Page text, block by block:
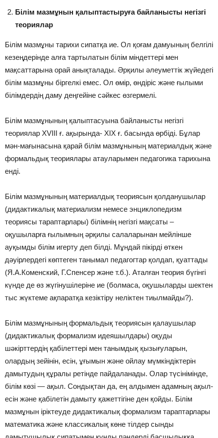
Білім мазмұнын қалыптастыруға байланысты негізгі
теориялар
Білім мазмұны тарихи сипатқа ие. Ол қоғам дамуының белгілі
кезеңдерінде алға тартылатын білім міндеттері мен
мақсаттарына орай анықталады. Əрқилы əлеуметтік жүйедегі
білім мазмұны біргелкі емес. Ол өмір, өндіріс жəне ғылыми
білімдердің даму деңгейіне сəйкес өзгермелі.
Білім мазмұнының қалыптасуына байланысты негізгі
теориялар XVIII ғ. ақырында- XIX ғ. басында өрбіді. Бұлар
мəн-мағынасына қарай білім мазмұнының материалдық жəне
формальдық теориялары атауларымен педагогика тарихына
енді.
Білім мазмұнының материалдық теориясын қолданушылар
(дидактикалық материализм немесе энциклопедизм
теориясы тараптарлары) білімнің негізгі мақсаты –
оқушыларға ғылымның əрқилы салаларынан мейлінше
ауқымды білім игерту деп білді. Мұндай пікірді өткен
дəуірлердегі көптеген танымал педагогтар қолдап, қуаттады
(Я.А.Коменский, Г.Спенсер жəне т.б.). Аталған теория бүгінгі
күнде де өз жүгінушілеріне ие (болмаса, оқушыларды шектен
тыс жүктеме ақпаратқа кезіктіру неліктен тиылмайды?).
Білім мазмұнының формальдық теориясын қалаушылар
(дидактикалық формализм идеяшылдары) оқуды
шəкірттердің қабілеттері мен танымдық қызығуларын,
олардың зейінін, есін, ұғымын жəне ойлау мүмкіндіктерін
дамытудың құралы ретінде пайдаланады. Олар түсінімінде,
білім көзі — ақыл. Сондықтан да, ең алдымен адамның ақыл-
есін жəне қабілетін дамыту қажеттігіне ден қойды. Білім
мазмұнын іріктеуде дидактикалық формализм тараптарлары
математика жəне классикалық көне тілдер сынды